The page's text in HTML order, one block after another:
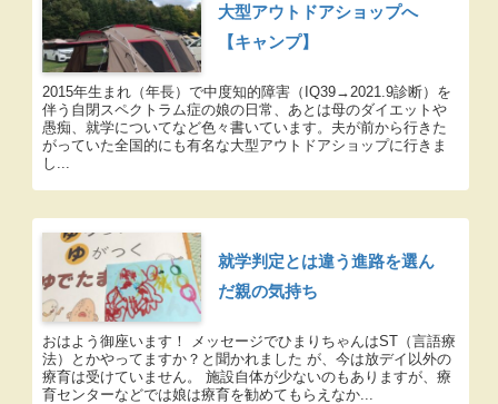
大型アウトドアショップへ
【キャンプ】
2015年生まれ（年長）で中度知的障害（IQ39→2021.9診断）を
伴う自閉スペクトラム症の娘の日常、あとは母のダイエットや
愚痴、就学についてなど色々書いています。夫が前から行きた
がっていた全国的にも有名な大型アウトドアショップに行きま
し...
就学判定とは違う進路を選ん
だ親の気持ち
おはよう御座います！ メッセージでひまりちゃんはST（言語療
法）とかやってますか？と聞かれました が、今は放デイ以外の
療育は受けていません。 施設自体が少ないのもありますが、療
育センターなどでは娘は療育を勧めてもらえなか...